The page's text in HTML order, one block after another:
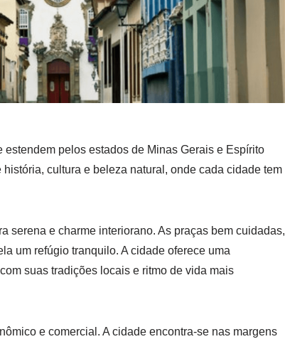
pelos estados de Minas Gerais e Espírito
cultura e beleza natural, onde cada cidade tem
serena e charme interiorano. As praças bem cuidadas,
um refúgio tranquilo. A cidade oferece uma
suas tradições locais e ritmo de vida mais
e comercial. A cidade encontra-se nas margens